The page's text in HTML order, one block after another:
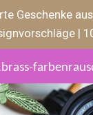
Geschenke
|